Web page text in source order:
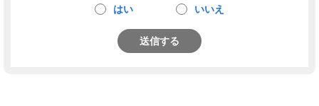
はい いいえ
送信する